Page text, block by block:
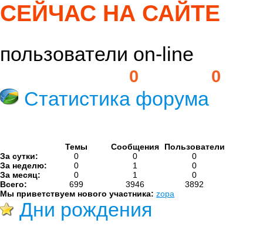
СЕЙЧАС НА САЙТЕ
пользователи on-line
0 0
Статистика форума
Темы Сообщения
Пользователи
За сутки:
0 0
0
За неделю:
0 1
0
За месяц:
0 1
0
Всего:
699 3946
3892
Мы приветствуем нового участника: zopa
Дни рождения